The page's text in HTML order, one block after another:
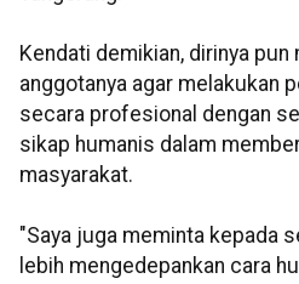
Kendati demikian, dirinya
anggotanya agar melakukan
secara profesional dengan
sikap humanis dalam
masyarakat.
"Saya juga meminta kepada
lebih mengedepankan cara